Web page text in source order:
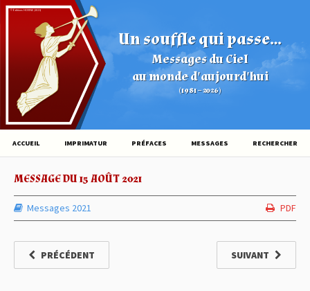
Un souffle qui passe...
Messages du Ciel
au monde d'aujourd'hui
(1981 – 2026)
© Éditions HOVINE (2026)
ACCUEIL IMPRIMATUR PRÉFACES MESSAGES RECHERCHER
MESSAGE DU 15 AOÛT 2021
Messages 2021 PDF
PRÉCÉDENT SUIVANT